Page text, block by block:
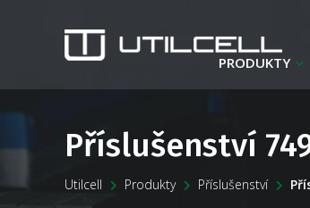
PRODUKTY
Příslušenství
Utilcell Produkty Příslušenství